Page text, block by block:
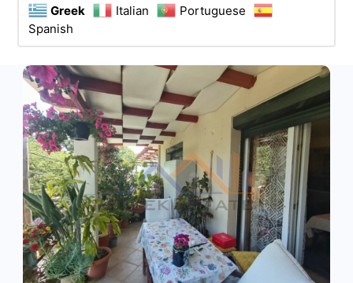
Greek
Italian
Portuguese
Spanish